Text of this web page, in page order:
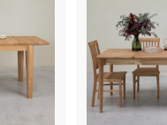
.
1
5
0
,
0
0